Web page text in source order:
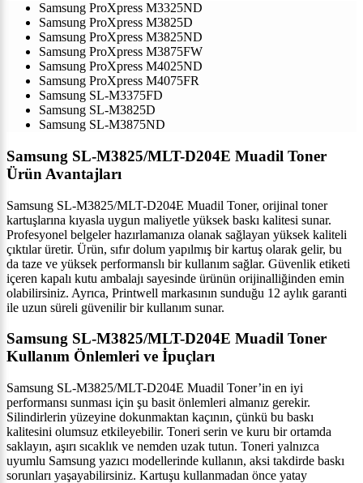
Samsung ProXpress M3325ND
Samsung ProXpress M3825D
Samsung ProXpress M3825ND
Samsung ProXpress M3875FW
Samsung ProXpress M4025ND
Samsung ProXpress M4075FR
Samsung SL-M3375FD
Samsung SL-M3825D
Samsung SL-M3875ND
Samsung SL-M3825/MLT-D204E Muadil Toner
Ürün Avantajları
Samsung SL-M3825/MLT-D204E Muadil Toner, orijinal toner
kartuşlarına kıyasla uygun maliyetle yüksek baskı kalitesi sunar.
Profesyonel belgeler hazırlamanıza olanak sağlayan yüksek kaliteli
çıktılar üretir. Ürün, sıfır dolum yapılmış bir kartuş olarak gelir, bu
da taze ve yüksek performanslı bir kullanım sağlar. Güvenlik etiketi
içeren kapalı kutu ambalajı sayesinde ürünün orijinalliğinden emin
olabilirsiniz. Ayrıca, Printwell markasının sunduğu 12 aylık garanti
ile uzun süreli güvenilir bir kullanım sunar.
Samsung SL-M3825/MLT-D204E Muadil Toner
Kullanım Önlemleri ve İpuçları
Samsung SL-M3825/MLT-D204E Muadil Toner’in en iyi
performansı sunması için şu basit önlemleri almanız gerekir.
Silindirlerin yüzeyine dokunmaktan kaçının, çünkü bu baskı
kalitesini olumsuz etkileyebilir. Toneri serin ve kuru bir ortamda
saklayın, aşırı sıcaklık ve nemden uzak tutun. Toneri yalnızca
uyumlu Samsung yazıcı modellerinde kullanın, aksi takdirde baskı
sorunları yaşayabilirsiniz. Kartuşu kullanmadan önce yatay